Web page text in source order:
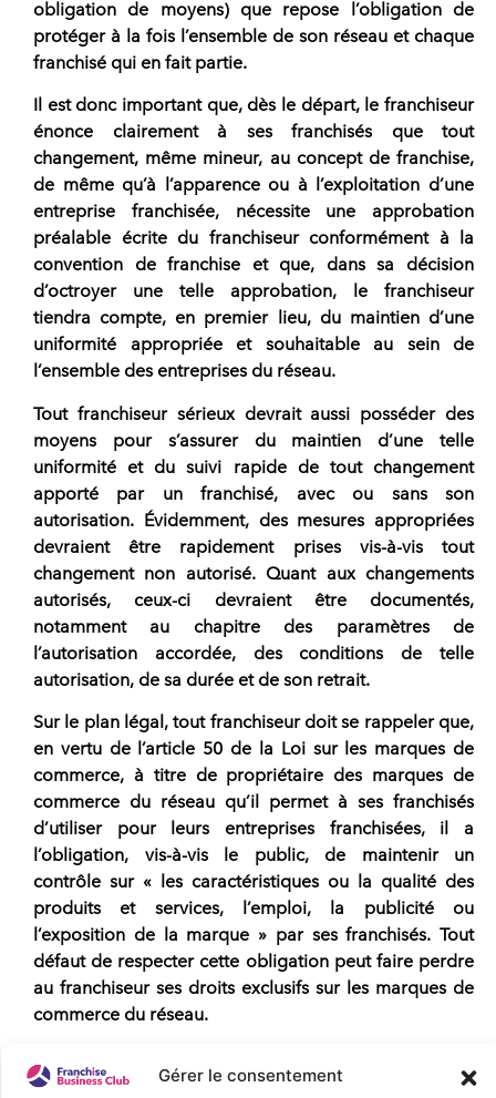
Gérer le consentement
obligation de moyens) que repose l’obligation de
protéger à la fois l’ensemble de son réseau et chaque
franchisé qui en fait partie.
Il est donc important que, dès le départ, le franchiseur
énonce clairement à ses franchisés que tout
changement, même mineur, au concept de franchise,
de même qu’à l’apparence ou à l’exploitation d’une
entreprise franchisée, nécessite une approbation
préalable écrite du franchiseur conformément à la
convention de franchise et que, dans sa décision
d’octroyer une telle approbation, le franchiseur
tiendra compte, en premier lieu, du maintien d’une
uniformité appropriée et souhaitable au sein de
l’ensemble des entreprises du réseau.
Tout franchiseur sérieux devrait aussi posséder des
moyens pour s’assurer du maintien d’une telle
uniformité et du suivi rapide de tout changement
apporté par un franchisé, avec ou sans son
autorisation. Évidemment, des mesures appropriées
devraient être rapidement prises vis-à-vis tout
changement non autorisé. Quant aux changements
autorisés, ceux-ci devraient être documentés,
notamment au chapitre des paramètres de
l’autorisation accordée, des conditions de telle
autorisation, de sa durée et de son retrait.
Sur le plan légal, tout franchiseur doit se rappeler que,
en vertu de l’article 50 de la Loi sur les marques de
commerce, à titre de propriétaire des marques de
commerce du réseau qu’il permet à ses franchisés
d’utiliser pour leurs entreprises franchisées, il a
l’obligation, vis-à-vis le public, de maintenir un
contrôle sur « les caractéristiques ou la qualité des
produits et services, l’emploi, la publicité ou
l’exposition de la marque » par ses franchisés. Tout
défaut de respecter cette obligation peut faire perdre
au franchiseur ses droits exclusifs sur les marques de
commerce du réseau.
les suggestions des franchisés sont quand même